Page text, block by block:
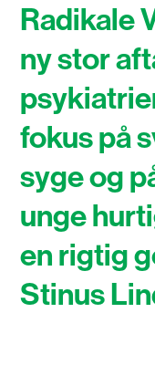
Radikale
ny stor
fokus på
syge og
unge
en rigtig
Stinus